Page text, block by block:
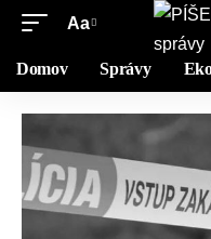
Aa
Domov Správy